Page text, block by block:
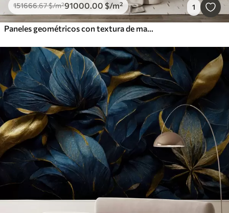
151666.67$/m²91000.00 $/m² 1
Paneles geométricos con textura de madera